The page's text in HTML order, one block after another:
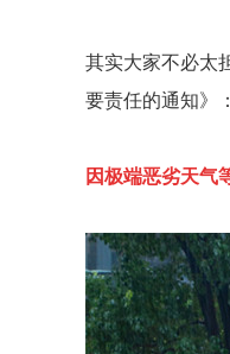
其实大家不必太
要责任的通知》：
因极端恶劣天气